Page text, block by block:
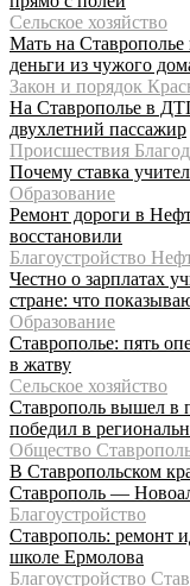
Сельское хозяйство
Мать на Ставрополье
деньги из чужого
Закон и порядок
На Ставрополье в
двухлетний пассажир
Происшествия
Почему ставка
Образование
Ремонт дороги в
восстановили
Благоустройство
Честно о зарплатах
стране: что
Образование
Ставрополье: пять
в жатву
Сельское хозяйство
Ставрополь вышел
победил в
Общество
В Ставропольском
Ставрополь —
Благоустройство
Ставрополь: ремонт
школе Ермолова
Благоустройство